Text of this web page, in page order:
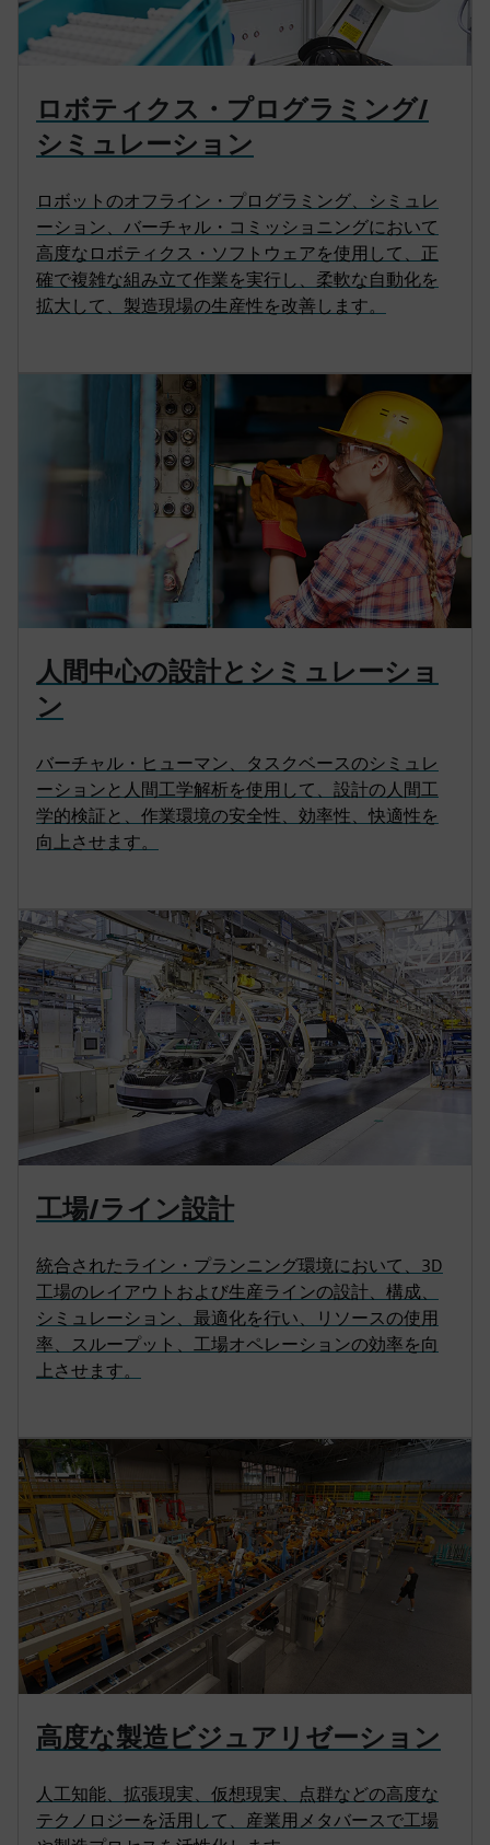
ロボティクス・プログラミング/
シミュレーション
ロボットのオフライン・プログラミング、シミュレ
ーション、バーチャル・コミッショニングにおいて
高度なロボティクス・ソフトウェアを使用して、正
確で複雑な組み立て作業を実行し、柔軟な自動化を
拡大して、製造現場の生産性を改善します。
人間中心の設計とシミュレーショ
ン
バーチャル・ヒューマン、タスクベースのシミュレ
ーションと人間工学解析を使用して、設計の人間工
学的検証と、作業環境の安全性、効率性、快適性を
向上させます。
工場/ライン設計
統合されたライン・プランニング環境において、3D
工場のレイアウトおよび生産ラインの設計、構成、
シミュレーション、最適化を行い、リソースの使用
率、スループット、工場オペレーションの効率を向
上させます。
高度な製造ビジュアリゼーション
人工知能、拡張現実、仮想現実、点群などの高度な
テクノロジーを活用して、産業用メタバースで工場